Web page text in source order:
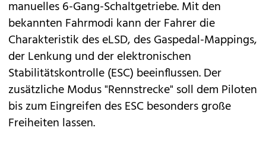
manuelles 6-Gang-Schaltgetriebe. Mit den
bekannten Fahrmodi kann der Fahrer die
Charakteristik des eLSD, des Gaspedal-Mappings,
der Lenkung und der elektronischen
Stabilitätskontrolle (ESC) beeinflussen. Der
zusätzliche Modus "Rennstrecke" soll dem Piloten
bis zum Eingreifen des ESC besonders große
Freiheiten lassen.